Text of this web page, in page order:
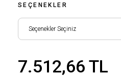
SEÇENEKLER
7.512,66 TL